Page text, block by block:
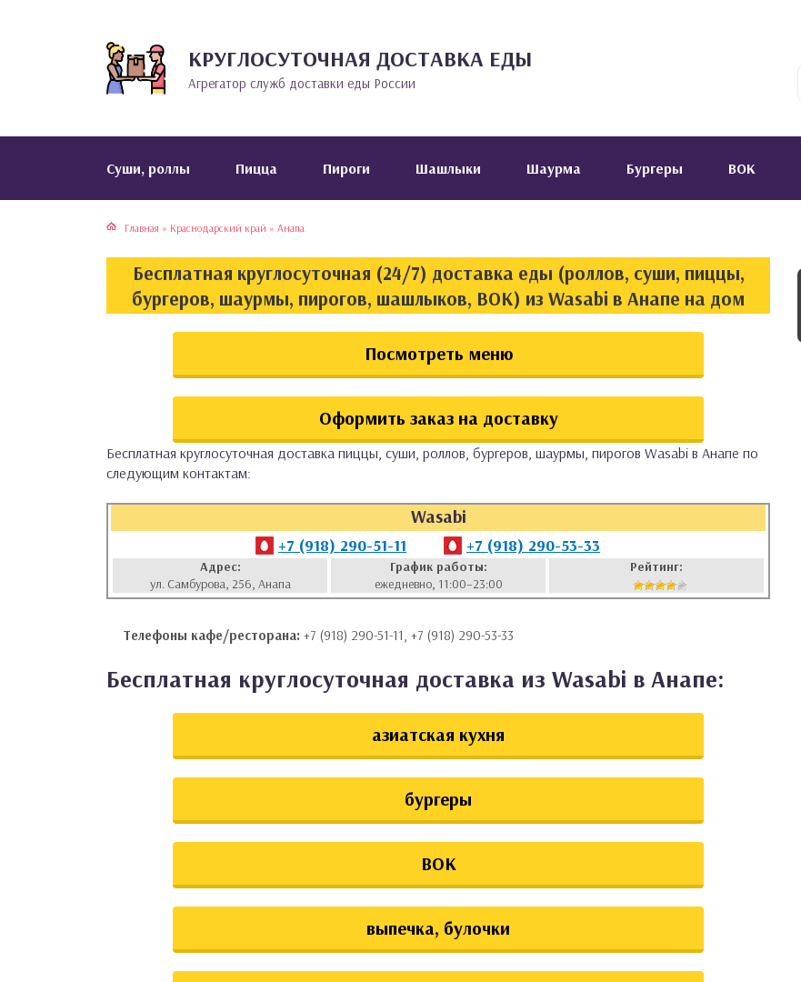
КРУГЛОСУТОЧНАЯ ДОСТАВКА ЕДЫ
Агрегатор служб доставки еды России
Cуши, роллы Пицца Пироги Шашлыки Шаурма Бургеры ВОК
Главная » Краснодарский край » Анапа
Бесплатная круглосуточная (24/7) доставка еды (роллов, суши, пиццы,
бургеров, шаурмы, пирогов, шашлыков, ВОК) из Wasabi в Анапе на дом
Посмотреть меню
Оформить заказ на доставку
Бесплатная круглосуточная доставка пиццы, суши, роллов, бургеров, шаурмы, пирогов Wasabi в Анапе по
следующим контактам:
Wasabi
+7 (918) 290-51-11 +7 (918) 290-53-33
Адрес:
ул. Самбурова, 256, Анапа
График работы:
ежедневно, 11:00–23:00
Рейтинг:
Телефоны кафе/ресторана: +7 (918) 290-51-11, +7 (918) 290-53-33
Бесплатная круглосуточная доставка из Wasabi в Анапе:
азиатская кухня
бургеры
ВОК
выпечка, булочки
кухня